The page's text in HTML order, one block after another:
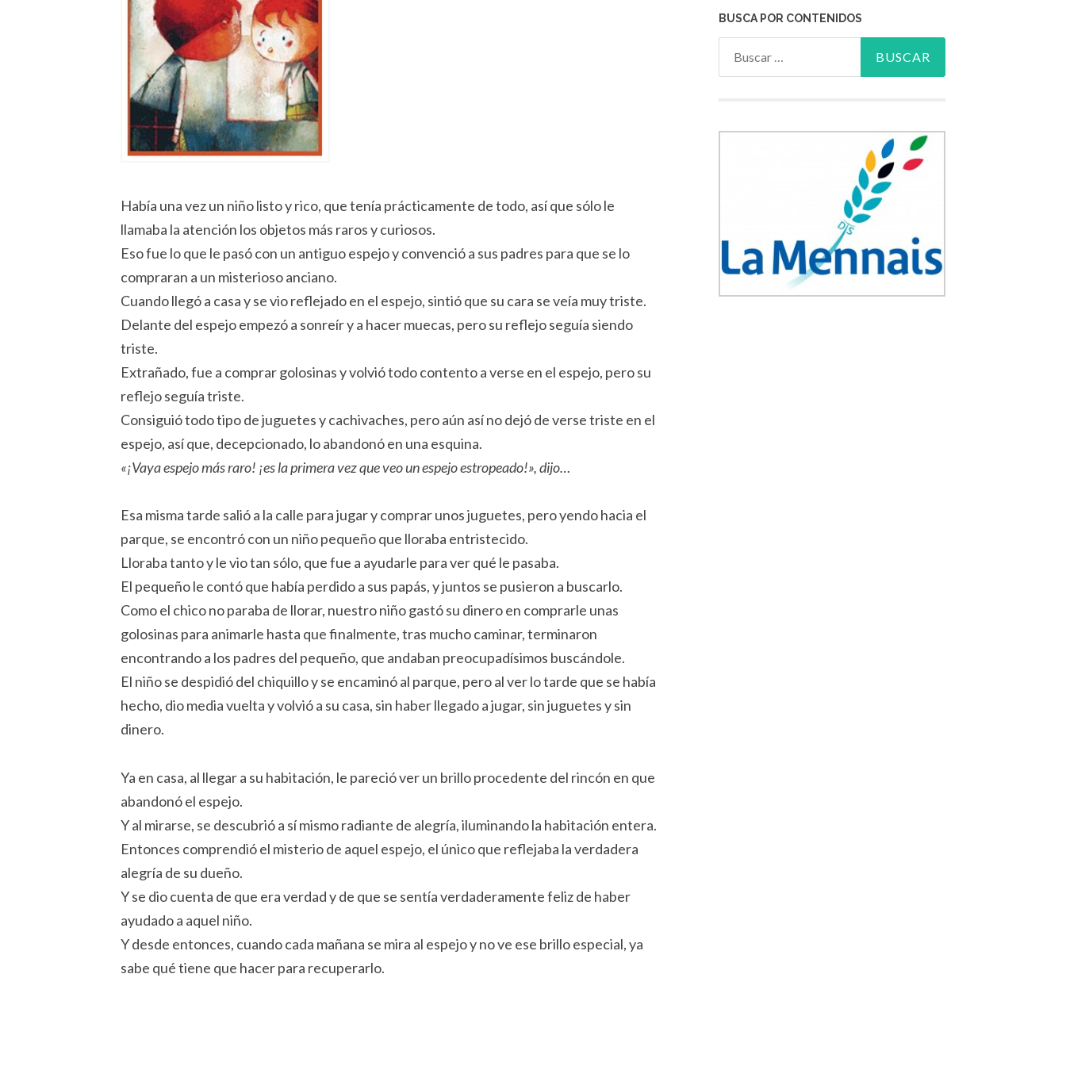
Había una vez un niño listo y rico, que tenía prácticamente de todo, así que sólo le
llamaba la atención los objetos más raros y curiosos.
Eso fue lo que le pasó con un antiguo espejo y convenció a sus padres para que se lo
compraran a un misterioso anciano.
Cuando llegó a casa y se vio reflejado en el espejo, sintió que su cara se veía muy triste.
Delante del espejo empezó a sonreír y a hacer muecas, pero su reflejo seguía siendo
triste.
Extrañado, fue a comprar golosinas y volvió todo contento a verse en el espejo, pero su
reflejo seguía triste.
Consiguió todo tipo de juguetes y cachivaches, pero aún así no dejó de verse triste en el
espejo, así que, decepcionado, lo abandonó en una esquina.
«¡Vaya espejo más raro! ¡es la primera vez que veo un espejo estropeado!», dijo…
Esa misma tarde salió a la calle para jugar y comprar unos juguetes, pero yendo hacia el
parque, se encontró con un niño pequeño que lloraba entristecido.
Lloraba tanto y le vio tan sólo, que fue a ayudarle para ver qué le pasaba.
El pequeño le contó que había perdido a sus papás, y juntos se pusieron a buscarlo.
Como el chico no paraba de llorar, nuestro niño gastó su dinero en comprarle unas
golosinas para animarle hasta que finalmente, tras mucho caminar, terminaron
encontrando a los padres del pequeño, que andaban preocupadísimos buscándole.
El niño se despidió del chiquillo y se encaminó al parque, pero al ver lo tarde que se había
hecho, dio media vuelta y volvió a su casa, sin haber llegado a jugar, sin juguetes y sin
dinero.
Ya en casa, al llegar a su habitación, le pareció ver un brillo procedente del rincón en que
abandonó el espejo.
Y al mirarse, se descubrió a sí mismo radiante de alegría, iluminando la habitación entera.
Entonces comprendió el misterio de aquel espejo, el único que reflejaba la verdadera
alegría de su dueño.
Y se dio cuenta de que era verdad y de que se sentía verdaderamente feliz de haber
ayudado a aquel niño.
Y desde entonces, cuando cada mañana se mira al espejo y no ve ese brillo especial, ya
sabe qué tiene que hacer para recuperarlo.
BUSCA POR CONTENIDOS